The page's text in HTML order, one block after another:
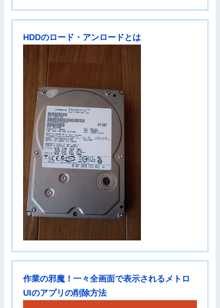
HDDのロード・アンロードとは
作業の邪魔！一々全画面で表示されるメトロ
UIのアプリの削除方法